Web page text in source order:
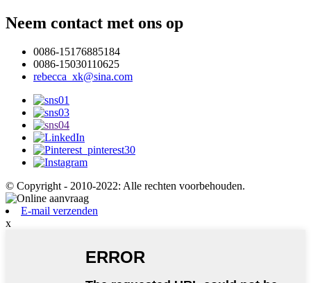
Neem contact met ons op
0086-15176885184
0086-15030110625
rebecca_xk@sina.com
© Copyright - 2010-2022: Alle rechten voorbehouden.
E-mail verzenden
x